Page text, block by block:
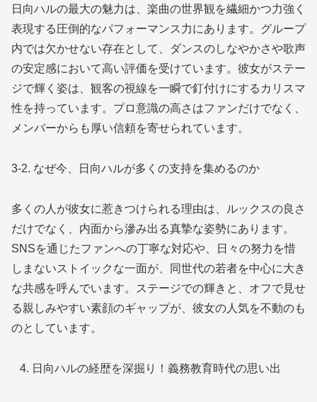
日向ハルの最大の魅力は、楽曲の世界観を繊細かつ力強く
表現する圧倒的なパフォーマンス力にあります。グループ
内では欠かせない存在として、ダンスのしなやかさや歌声
の安定感において高い評価を受けています。彼女がステー
ジで輝く姿は、観客の視線を一瞬で釘付けにするカリスマ
性を持っています。プロ意識の高さはファンだけでなく、
メンバーからも厚い信頼を寄せられています。
3-2. なぜ今、日向ハルが多くの支持を集めるのか
多くの人が彼女に惹きつけられる理由は、ルックスの良さ
だけでなく、内面から滲み出る真摯な姿勢にあります。
SNSを通じたファンへの丁寧な対応や、日々の努力を惜
しまないストイックな一面が、同世代の若者を中心に大き
な共感を呼んでいます。ステージでの輝きと、オフで見せ
る親しみやすい素顔のギャップが、彼女の人気を不動のも
のとしています。
日向ハルの経歴を深掘り！義務教育時代の思い出